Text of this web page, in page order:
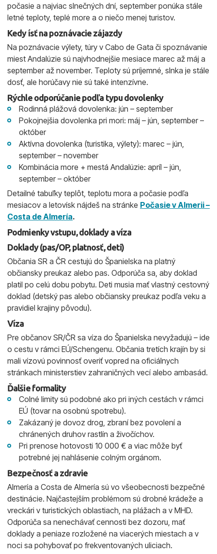
počasie a najviac slnečných dní, september ponúka stále
letné teploty, teplé more a o niečo menej turistov.
Kedy ísť na poznávacie zájazdy
Na poznávacie výlety, túry v Cabo de Gata či spoznávanie
miest Andalúzie sú najvhodnejšie mesiace marec až máj a
september až november. Teploty sú príjemné, slnka je stále
dosť, ale horúčavy nie sú také intenzívne.
Rýchle odporúčanie podľa typu dovolenky
Rodinná plážová dovolenka: jún – september
Pokojnejšia dovolenka pri mori: máj – jún, september –
október
Aktívna dovolenka (turistika, výlety): marec – jún,
september – november
Kombinácia more + mestá Andalúzie: apríl – jún,
september – október
Detailné tabuľky teplôt, teplotu mora a počasie podľa
mesiacov a letovísk nájdeš na stránke Počasie v Almerii –
Costa de Almería.
Podmienky vstupu, doklady a víza
Doklady (pas/OP, platnosť, deti)
Občania SR a ČR cestujú do Španielska na platný
občiansky preukaz alebo pas. Odporúča sa, aby doklad
platil po celú dobu pobytu. Deti musia mať vlastný cestovný
doklad (detský pas alebo občiansky preukaz podľa veku a
pravidiel krajiny pôvodu).
Víza
Pre občanov SR/ČR sa víza do Španielska nevyžadujú – ide
o cestu v rámci EÚ/Schengenu. Občania tretích krajín by si
mali vízovú povinnosť overiť vopred na oficiálnych
stránkach ministerstiev zahraničných vecí alebo ambasád.
Ďalšie formality
Colné limity sú podobné ako pri iných cestách v rámci
EÚ (tovar na osobnú spotrebu).
Zakázaný je dovoz drog, zbraní bez povolení a
chránených druhov rastlín a živočíchov.
Pri prenose hotovosti 10 000 € a viac môže byť
potrebné jej nahlásenie colným orgánom.
Bezpečnosť a zdravie
Almería a Costa de Almería sú vo všeobecnosti bezpečné
destinácie. Najčastejším problémom sú drobné krádeže a
vreckári v turistických oblastiach, na plážach a v MHD.
Odporúča sa nenechávať cennosti bez dozoru, mať
doklady a peniaze rozložené na viacerých miestach a v
noci sa pohybovať po frekventovaných uliciach.